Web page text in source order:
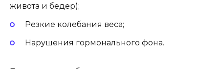
живота и бедер);
Резкие колебания веса;
Нарушения гормонального фона.